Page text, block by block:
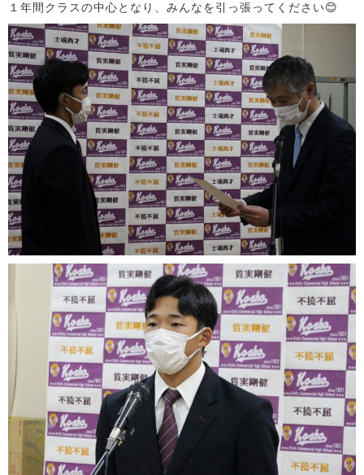
１年間クラスの中心となり、みんなを引っ張ってください😊